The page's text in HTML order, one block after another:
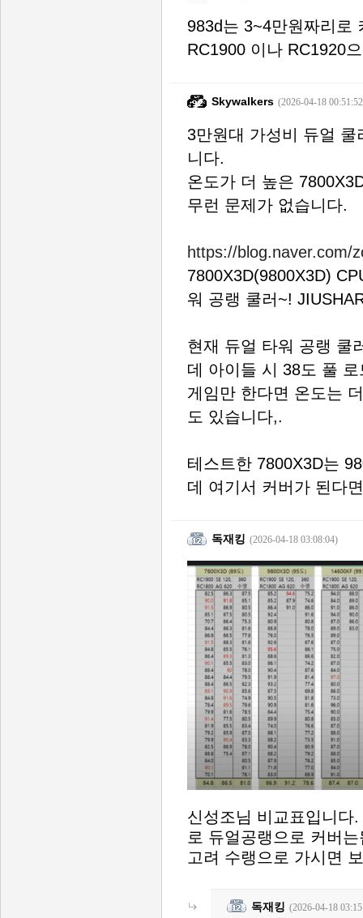
983d는 3~4만원짜리로
RC1900 이나 RC1920
Skywalkers (2026-04-18
3만원대 가성비 듀얼
니다.
온도가 더 높은
무런 문제가 없습니다.
https://blog.naver.com/
7800X3D(9800X3D)
워 공랭 쿨러~!
현재 듀얼 타워 공랭 쿨
데 아이들 시 38도 풀
게임만 한다면 온도는
도 있습니다,.
테스트한 7800X3D는
데 여기서 커버가 된다
독재킹 (2026-04-18 03:08:04)
신성조님 비교표입니다
로 듀얼공랭으로 커버
고려 수랭으로 가시면
독재킹 (2026-04-18